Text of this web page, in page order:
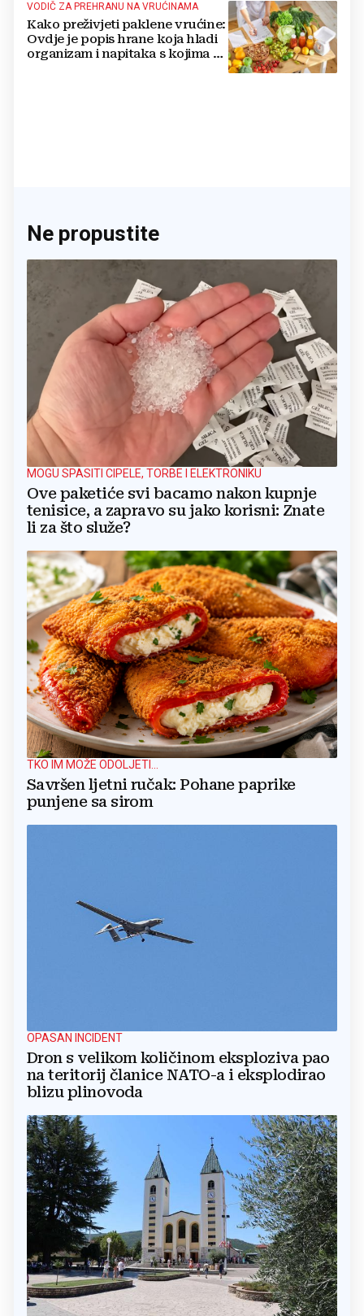
VODIČ ZA PREHRANU NA VRUĆINAMA
Kako preživjeti paklene vrućine:
Ovdje je popis hrane koja hladi
organizam i napitaka s kojima si
Ne propustite
MOGU SPASITI CIPELE, TORBE I ELEKTRONIKU
Ove paketiće svi bacamo nakon kupnje
tenisice, a zapravo su jako korisni: Znate
li za što služe?
TKO IM MOŽE ODOLJETI...
Savršen ljetni ručak: Pohane paprike
punjene sa sirom
OPASAN INCIDENT
Dron s velikom količinom eksploziva pao
na teritorij članice NATO-a i eksplodirao
blizu plinovoda